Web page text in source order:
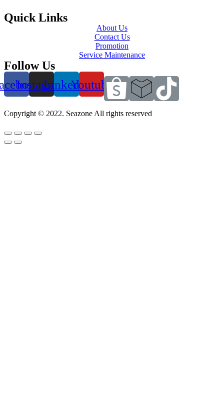
Quick Links
About Us
Contact Us
Promotion
Service Maintenance
Follow Us
InstagramLinkedinYoutube
Copyright © 2022. Seazone All rights reserved